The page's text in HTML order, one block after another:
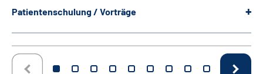
Patientenschulung / Vorträge